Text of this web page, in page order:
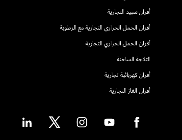
أفران سبيد التجارية
أفران الحمل الحراري التجارية مع الرطوبة
أفران الحمل الحراري التجارية
الثلاجة الساخنة
أفران كهربائية تجارية
أفران الغاز التجارية